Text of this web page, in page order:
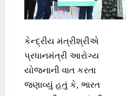
કેન્દ્રીય મંત્રીશ્રીએ
પ્રધાનમંત્રી આરોગ્ય
યોજનાની વાત કરતા
જણાવ્યું હતું કે, ભારત